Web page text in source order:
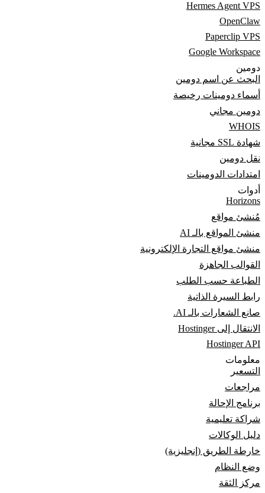
Hermes Agent VPS
OpenClaw
Paperclip VPS
Google Workspace
دومين
البحث عن اسم دومين
أسماء دومينات رخيصة
دومين مجاني
WHOIS
شهادة SSL مجانية
نقل دومين
امتدادات الدومينات
أدوات
Horizons
مُنشئ مواقع
منشئ المواقع بالـ AI
منشئ مواقع التجارة الإلكترونية
القوالب الجاهزة
الطباعة حسب الطلب
رابط السيرة الذاتية
صانع الشعارات بالـ AI.
الانتقال إلى Hostinger
Hostinger API
معلومات
التسعير
مراجعات
برنامج الإحالة
شراكة تعليمية
دليل الوكالات
خارطة الطريق (إنجليزية)
وضع النظام
مركز الثقة